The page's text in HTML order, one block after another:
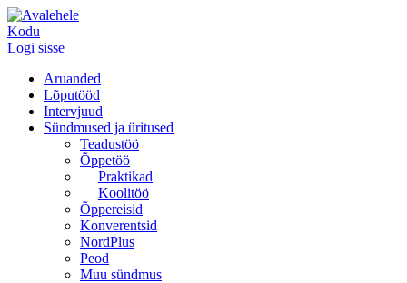
Kodu
Logi sisse
Aruanded
Lõputööd
Intervjuud
Sündmused ja üritused
Teadustöö
Õppetöö
Praktikad
Koolitöö
Õppereisid
Konverentsid
NordPlus
Peod
Muu sündmus